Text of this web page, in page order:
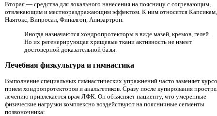
Вторая — средства для локального нанесения на поясницу с согревающим,
отвлекающим и местнораздражающим эффектом. К ним относятся Капсикам,
Наятокс, Випросал, Финалгон, Апизартрон.
Иногда назначаются хондропротекторы в виде мазей, кремов, гелей.
Но их регенерирующая хрящевые ткани активность не имеет
достоверной доказательной базы.
Лечебная физкультура и гимнастика
Выполнение специальных гимнастических упражнений часто заменяет
прием хондропротекторов и анальгетиков. Сразу после купирования
лечению привлекается врач ЛФК. Он объясняет пациенту, что умеренные
физические нагрузки комплексно воздействуют на поясничные сегменты
позвоночника: